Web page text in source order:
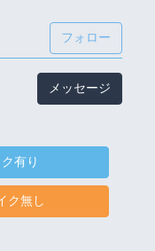
フォロー
メッセージ
有り
ク無し